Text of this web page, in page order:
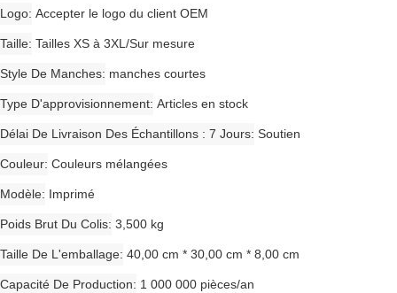
Logo Accepter le logo du client OEM
Taille Tailles XS à 3XL/Sur mesure
Style De Manches manches courtes
Type D'approvisionnement Articles en stock
Délai De Livraison Des Échantillons : 7 Jours Soutien
Couleur Couleurs mélangées
Modèle Imprimé
Poids Brut Du Colis 3,500 kg
Taille De L'emballage 40,00 cm * 30,00 cm * 8,00 cm
Capacité De Production 1 000 000 pièces/an